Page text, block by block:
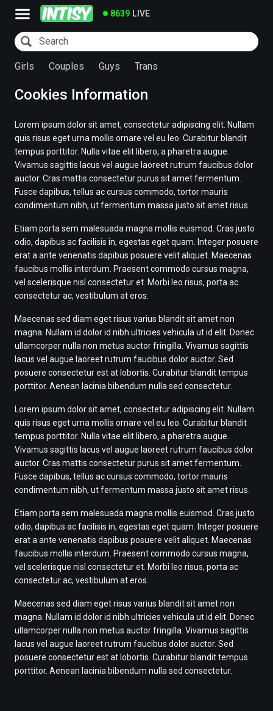
8639 LIVE
Girls Couples Guys Trans
Cookies Information
Lorem ipsum dolor sit amet, consectetur adipiscing elit. Nullam
quis risus eget urna mollis ornare vel eu leo. Curabitur blandit
tempus porttitor. Nulla vitae elit libero, a pharetra augue.
Vivamus sagittis lacus vel augue laoreet rutrum faucibus dolor
auctor. Cras mattis consectetur purus sit amet fermentum.
Fusce dapibus, tellus ac cursus commodo, tortor mauris
condimentum nibh, ut fermentum massa justo sit amet risus.
Etiam porta sem malesuada magna mollis euismod. Cras justo
odio, dapibus ac facilisis in, egestas eget quam. Integer posuere
erat a ante venenatis dapibus posuere velit aliquet. Maecenas
faucibus mollis interdum. Praesent commodo cursus magna,
vel scelerisque nisl consectetur et. Morbi leo risus, porta ac
consectetur ac, vestibulum at eros.
Maecenas sed diam eget risus varius blandit sit amet non
magna. Nullam id dolor id nibh ultricies vehicula ut id elit. Donec
ullamcorper nulla non metus auctor fringilla. Vivamus sagittis
lacus vel augue laoreet rutrum faucibus dolor auctor. Sed
posuere consectetur est at lobortis. Curabitur blandit tempus
porttitor. Aenean lacinia bibendum nulla sed consectetur.
Lorem ipsum dolor sit amet, consectetur adipiscing elit. Nullam
quis risus eget urna mollis ornare vel eu leo. Curabitur blandit
tempus porttitor. Nulla vitae elit libero, a pharetra augue.
Vivamus sagittis lacus vel augue laoreet rutrum faucibus dolor
auctor. Cras mattis consectetur purus sit amet fermentum.
Fusce dapibus, tellus ac cursus commodo, tortor mauris
condimentum nibh, ut fermentum massa justo sit amet risus.
Etiam porta sem malesuada magna mollis euismod. Cras justo
odio, dapibus ac facilisis in, egestas eget quam. Integer posuere
erat a ante venenatis dapibus posuere velit aliquet. Maecenas
faucibus mollis interdum. Praesent commodo cursus magna,
vel scelerisque nisl consectetur et. Morbi leo risus, porta ac
consectetur ac, vestibulum at eros.
Maecenas sed diam eget risus varius blandit sit amet non
magna. Nullam id dolor id nibh ultricies vehicula ut id elit. Donec
ullamcorper nulla non metus auctor fringilla. Vivamus sagittis
lacus vel augue laoreet rutrum faucibus dolor auctor. Sed
posuere consectetur est at lobortis. Curabitur blandit tempus
porttitor. Aenean lacinia bibendum nulla sed consectetur.